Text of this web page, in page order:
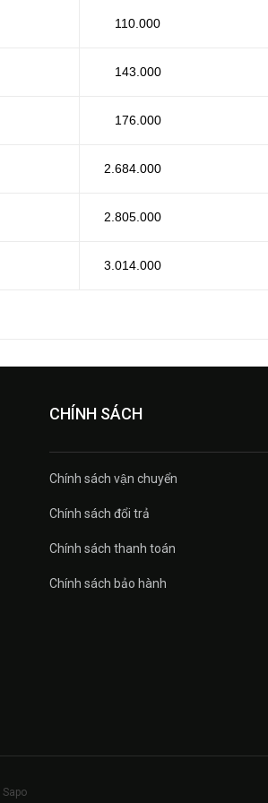
110.000
143.000
176.000
2.684.000
2.805.000
3.014.000
CHÍNH SÁCH
Chính sách vận chuyển
Chính sách đổi trả
Chính sách thanh toán
Chính sách bảo hành
Sapo